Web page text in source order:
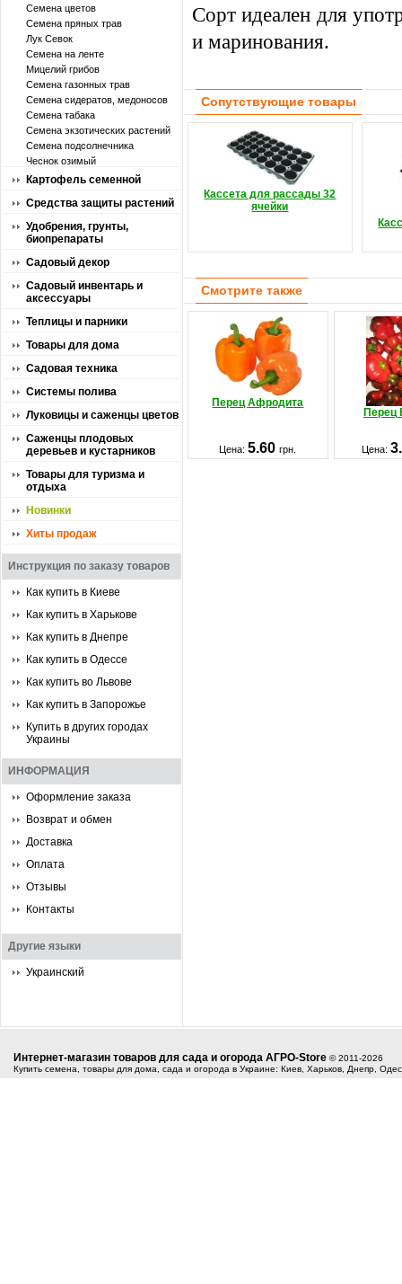
Семена цветов
Семена пряных трав
Лук Севок
Семена на ленте
Мицелий грибов
Семена газонных трав
Семена сидератов, медоносов
Семена табака
Семена экзотических растений
Семена подсолнечника
Чеснок озимый
Картофель семенной
Средства защиты растений
Удобрения, грунты,
биопрепараты
Садовый декор
Садовый инвентарь и
аксессуары
Теплицы и парники
Товары для дома
Садовая техника
Системы полива
Луковицы и саженцы цветов
Саженцы плодовых
деревьев и кустарников
Товары для туризма и
отдыха
Новинки
Хиты продаж
Инструкция по заказу товаров
Как купить в Киеве
Как купить в Харькове
Как купить в Днепре
Как купить в Одессе
Как купить во Львове
Как купить в Запорожье
Купить в других городах
Украины
ИНФОРМАЦИЯ
Оформление заказа
Возврат и обмен
Доставка
Оплата
Отзывы
Контакты
Другие языки
Украинский
Сорт идеален для
и маринования.
Сопутствующие товары
Кассета для рассады 32
ячейки
Смотрите также
Перец Афродита
Перец
Цена:5.60грн. Цена:
Интернет-магазин товаров для сада и огорода АГРО-Store © 2011-2026
Купить семена, товары для дома, сада и огорода в Украине: Киев, Харьков, Днепр,